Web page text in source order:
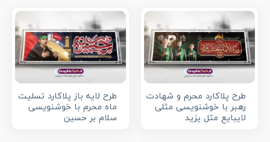
طرح پلاکارد محرم و شهادت
رهبر با خوشنویسی مثلی
لایبایع مثل یزید
طرح لایه باز پلاکارد تسلیت
ماه محرم با خوشنویسی
سلام بر حسین